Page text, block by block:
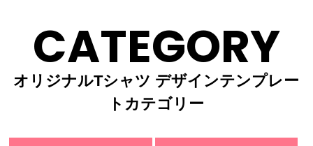
CATEGORY
オリジナルTシャツ デザインテンプレー
トカテゴリー